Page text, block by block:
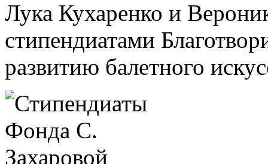
Лука Кухаренко и
стипендиатами
развитию балетного